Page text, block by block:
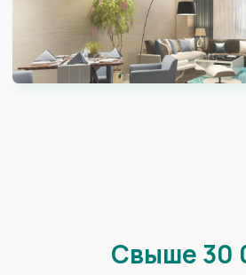
Закажите бесплатный
замер от технолога
со стажем 10 лет
Подскажет, как решить
сложные моменты